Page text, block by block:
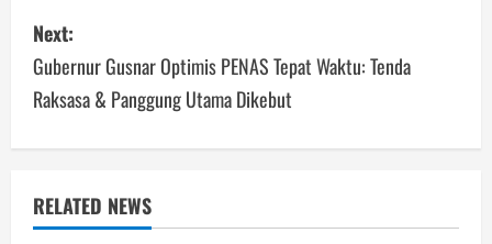
Next:
Gubernur Gusnar Optimis PENAS Tepat Waktu: Tenda
Raksasa & Panggung Utama Dikebut
RELATED NEWS